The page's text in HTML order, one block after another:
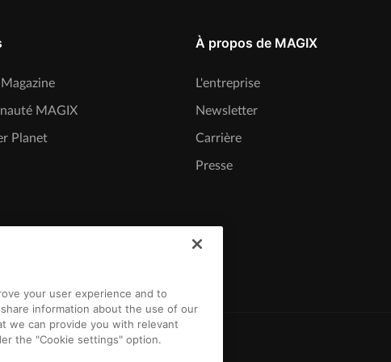
MAGIX
Planet
À propos de MAGIX
L'entreprise
Newsletter
Carrière
Presse
your user experience and to
information about the use of our
we can provide you with relevant
the "Cookie settings" option.